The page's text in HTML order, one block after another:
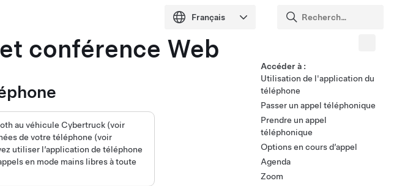
conférence Web
au véhicule Cybertruck(voir
de votre téléphone (voir
utiliser l’application de téléphone
en mode mains libres à toute
Accéder à :
Utilisation de l'application du
téléphone
Passer un appel téléphonique
Prendre un appel
téléphonique
Options en cours d’appel
Agenda
Zoom